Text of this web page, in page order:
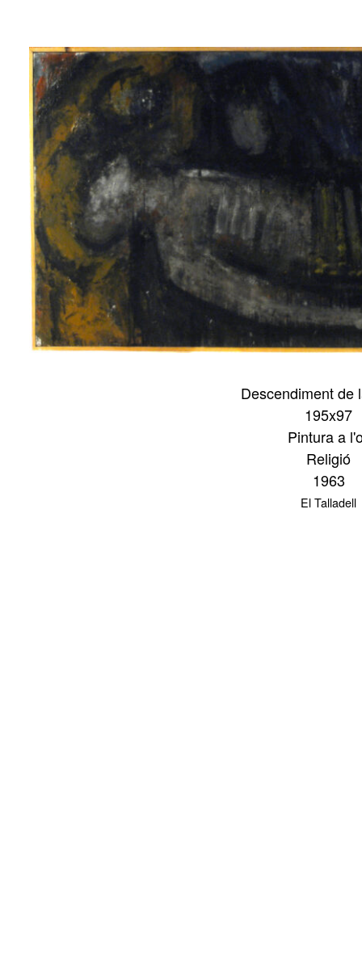
Lluís
Trepat
Descendiment de
195x97
Pintura a
Religió
1963
El Talladell